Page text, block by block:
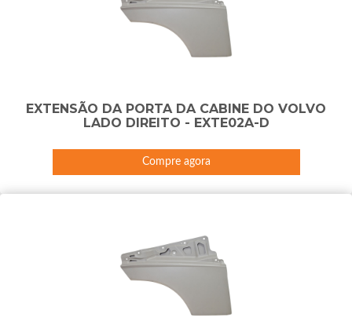
EXTENSÃO DA PORTA DA CABINE DO VOLVO
LADO DIREITO - EXTE02A-D
Compre agora